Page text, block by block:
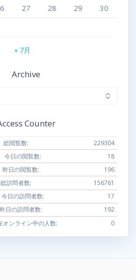
27 28 29
30
« 7月
Archive
Counter
229304
総閲覧数:
18
今日の閲覧数:
196
昨日の閲覧数:
156761
総訪問者数:
17
今日の訪問者数:
192
昨日の訪問者数:
0
オンライン中の人数: